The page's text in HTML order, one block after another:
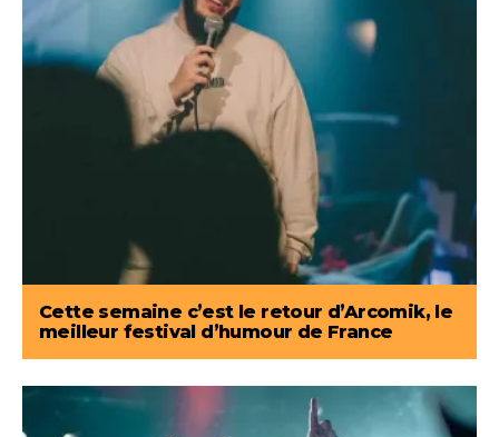
Cette semaine c’est le retour d’Arcomik, le
meilleur festival d’humour de France